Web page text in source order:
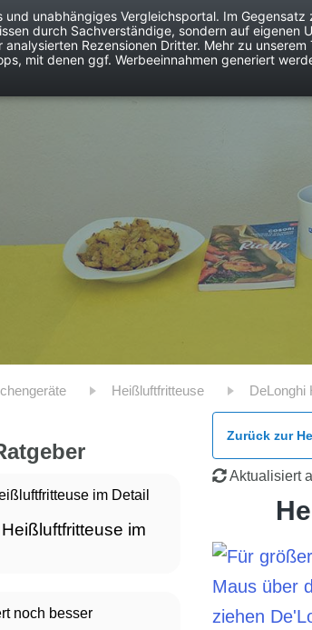
Baby Digitales Drogerie Elektronik
und unabhängiges Vergleichsportal. Im
durch Sachverständige, sondern auf
Rezensionen Dritter. Mehr zu
mit denen ggf. Werbeeinnahmen generiert
Heißluftfritteuse
im
Zurück zur
Aktualisiert